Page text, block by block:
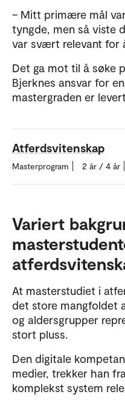
– Mitt primære mål
tyngde, men så viste
var svært relevant for
Det ga mot til å søke
Bjerknes ansvar for
mastergraden er
Atferdsvitenskap
Masterprogram 2 år / 4 år
Variert
At masterstudiet i
det store mangfoldet
og aldersgrupper
stort pluss.
Den digitale
medier, trekker han
komplekst system